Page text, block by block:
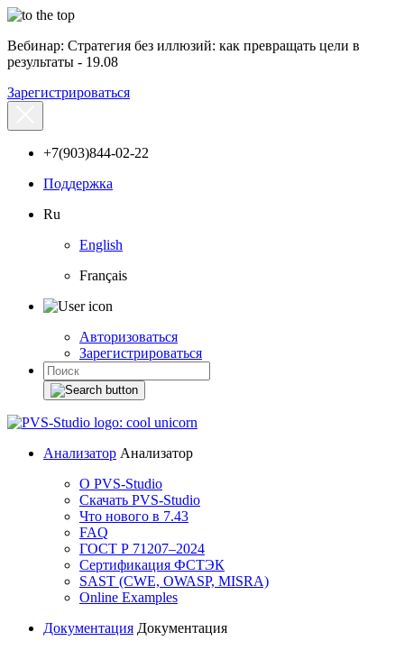
Вебинар: Стратегия без иллюзий: как превращать цели в
результаты - 19.08
Зарегистрироваться
+7(903)844-02-22
Поддержка
Ru
English
Français
Авторизоваться
Зарегистрироваться
Анализатор Анализатор
О PVS-Studio
Скачать PVS-Studio
Что нового в 7.43
FAQ
ГОСТ Р 71207–2024
Сертификация ФСТЭК
SAST (CWE, OWASP, MISRA)
Online Examples
Документация Документация